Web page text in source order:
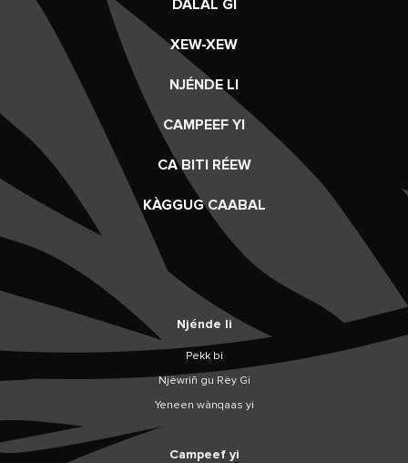
DALAL GI
XEW-XEW
NJÉNDE LI
CAMPEEF YI
CA BITI RÉEW
KÀGGUG CAABAL
Njénde li
Pekk bi
Njëwriñ gu Rëy Gi
Yeneen wànqaas yi
Campeef yi